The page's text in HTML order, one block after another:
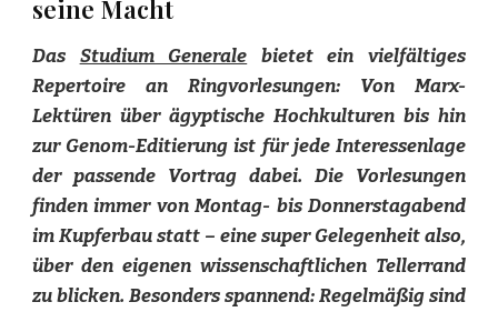
seine Macht
Das Studium Generale bietet ein vielfältiges
Repertoire an Ringvorlesungen: Von Marx-
Lektüren über ägyptische Hochkulturen bis hin
zur Genom-Editierung ist für jede Interessenlage
der passende Vortrag dabei. Die Vorlesungen
finden immer von Montag- bis Donnerstagabend
im Kupferbau statt – eine super Gelegenheit also,
über den eigenen wissenschaftlichen Tellerrand
zu blicken. Besonders spannend: Regelmäßig sind